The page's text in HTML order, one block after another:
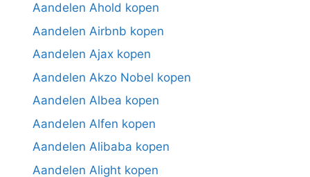
Aandelen Ahold kopen
Aandelen Airbnb kopen
Aandelen Ajax kopen
Aandelen Akzo Nobel kopen
Aandelen Albea kopen
Aandelen Alfen kopen
Aandelen Alibaba kopen
Aandelen Alight kopen